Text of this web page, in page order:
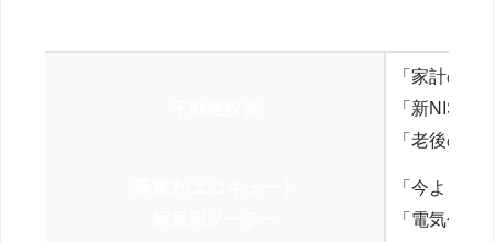
「家計の見
「新NISA
「老後の
「今より
「電気代を